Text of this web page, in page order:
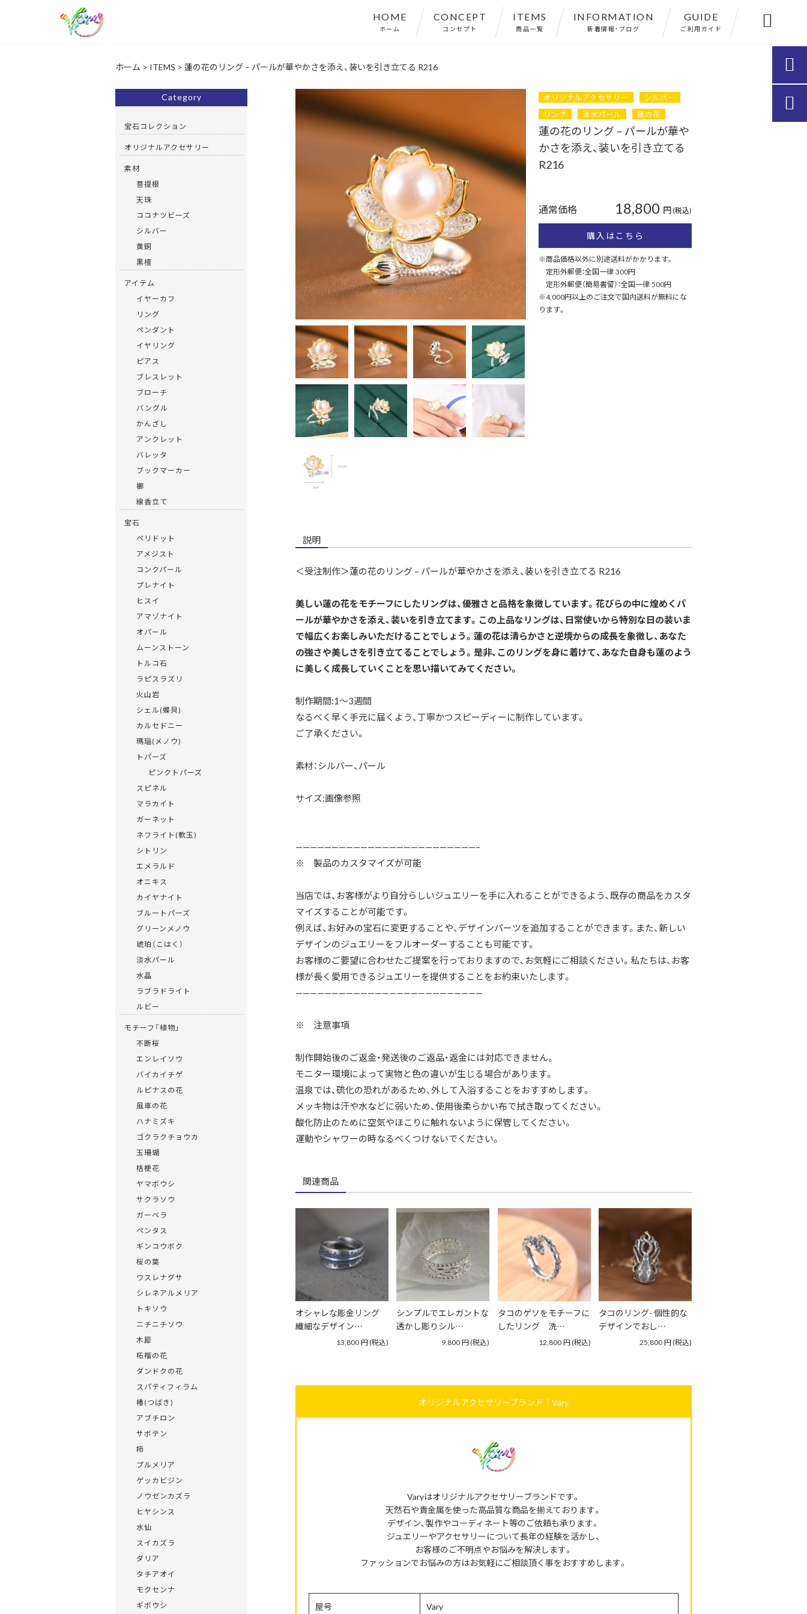
HOME
ホーム
CONCEPT
コンセプト
ITEMS
商品一覧
INFORMATION
新着情報・ブログ
GUIDE
ご利用ガイド 
ホーム > ITEMS > 蓮の花のリング – パールが華やかさを添え、装いを引き立てる R216
オリジナルアクセサリー
シルバー
リング
淡水パール 蓮の花
蓮の花のリング – パールが華や
かさを添え、装いを引き立てる
R216
通常価格 18,800 円(税込)
購入はこちら
※商品価格以外に別途送料がかかります。
定形外郵便：全国一律 300円
定形外郵便（簡易書留）：全国一律 500円
※4,000円以上のご注文で国内送料が無料にな
ります。
説明
＜受注制作＞蓮の花のリング – パールが華やかさを添え、装いを引き立てる R216
美しい蓮の花をモチーフにしたリングは、優雅さと品格を象徴しています。花びらの中に煌めくパ
ールが華やかさを添え、装いを引き立てます。この上品なリングは、日常使いから特別な日の装いま
で幅広くお楽しみいただけることでしょう。蓮の花は清らかさと逆境からの成長を象徴し、あなた
の強さや美しさを引き立てることでしょう。是非、このリングを身に着けて、あなた自身も蓮のよう
に美しく成長していくことを思い描いてみてください。
制作期間:1〜3週間
なるべく早く手元に届くよう、丁寧かつスピーディーに制作しています。
ご了承ください。
素材：シルバー、パール
サイズ:画像参照
—————————————————————————–
※ 製品のカスタマイズが可能
当店では、お客様がより自分らしいジュエリーを手に入れることができるよう、既存の商品をカスタ
マイズすることが可能です。
例えば、お好みの宝石に変更することや、デザインパーツを追加することができます。また、新しい
デザインのジュエリーをフルオーダーすることも可能です。
お客様のご要望に合わせたご提案を行っておりますので、お気軽にご相談ください。私たちは、お客
様が長く愛用できるジュエリーを提供することをお約束いたします。
——————————————————————————
※ 注意事項
制作開始後のご返金・発送後のご返品・返金には対応できません。
モニター環境によって実物と色の違いが生じる場合があります。
温泉では、硫化の恐れがあるため、外して入浴することをおすすめします。
メッキ物は汗や水などに弱いため、使用後柔らかい布で拭き取ってください。
酸化防止のために空気やほこりに触れないように保管してください。
運動やシャワーの時なるべくつけないでください。
関連商品
オシャレな彫金リング
繊細なデザイン…
13,800円(税込)
シンプルでエレガントな
透かし彫りシル…
9,800円(税込)
タコのゲソをモチーフに
したリング 洗…
12,800円(税込)
タコのリング- 個性的な
デザインでおし…
25,800円(税込)
オリジナルアクセサリーブランド｜Vary
Varyはオリジナルアクセサリーブランドです。
天然石や貴金属を使った高品質な商品を揃えております。
デザイン、製作やコーディネート等のご依頼も承ります。
ジュエリーやアクセサリーについて長年の経験を活かし、
お客様のご不明点やお悩みを解決します。
ファッションでお悩みの方はお気軽にご相談頂く事をおすすめします。
屋号 Vary
Category
宝石コレクション
オリジナルアクセサリー
素材
菩提根
天珠
ココナツビーズ
シルバー
黄銅
黒檀
アイテム
イヤーカフ
リング
ペンダント
イヤリング
ピアス
ブレスレット
ブローチ
バングル
かんざし
アンクレット
バレッタ
ブックマーカー
櫛
線香立て
宝石
ペリドット
アメジスト
コンクパール
プレナイト
ヒスイ
アマゾナイト
オパール
ムーンストーン
トルコ石
ラピスラズリ
火山岩
シェル(蝶貝)
カルセドニー
瑪瑙(メノウ)
トパーズ
ピンクトパーズ
スピネル
マラカイト
ガーネット
ネフライト(軟玉)
シトリン
エメラルド
オニキス
カイヤナイト
ブルートパーズ
グリーンメノウ
琥珀（こはく）
淡水パール
水晶
ラブラドライト
ルビー
モチーフ「植物」
不断桜
エンレイソウ
バイカイチゲ
ルピナスの花
風車の花
ハナミズキ
ゴクラクチョウカ
玉珊瑚
桔梗花
ヤマボウシ
サクラソウ
ガーベラ
ペンタス
ギンコウボク
桜の葉
ワスレナグサ
シレネアルメリア
トキソウ
ニチニチソウ
木犀
柘榴の花
ダンドクの花
スパティフィラム
椿(つばき)
アブチロン
サボテン
柿
プルメリア
ゲッカビジン
ノウゼンカズラ
ヒヤシンス
水仙
スイカズラ
ダリア
タチアオイ
モクセンナ
ギボウシ

